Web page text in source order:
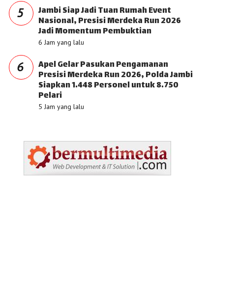
5 Jambi Siap Jadi Tuan Rumah Event
Nasional, Presisi Merdeka Run 2026
Jadi Momentum Pembuktian
6 Jam yang lalu
6 Apel Gelar Pasukan Pengamanan
Presisi Merdeka Run 2026, Polda Jambi
Siapkan 1.448 Personel untuk 8.750
Pelari
5 Jam yang lalu